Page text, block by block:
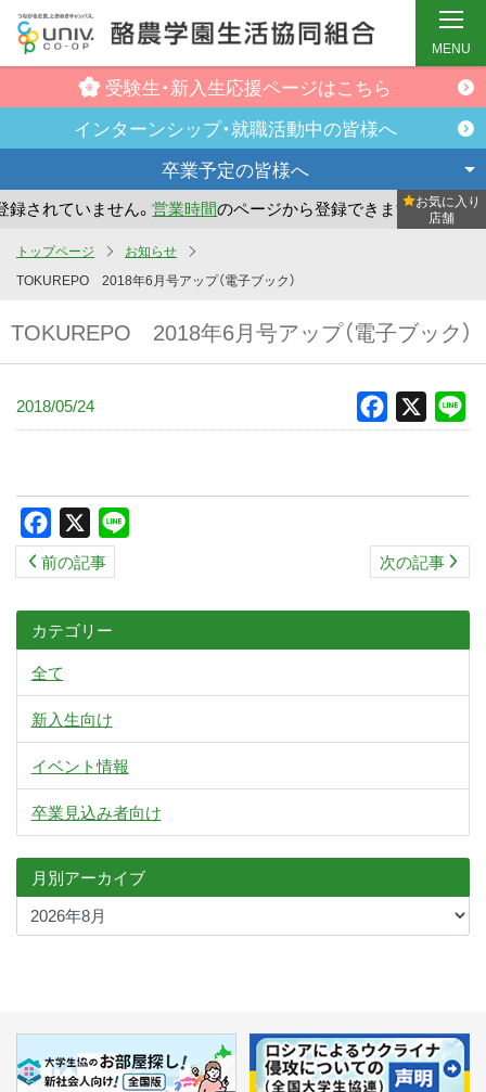
コ
ン
受験生・新入生応援ページはこちら
インターンシップ・就職活動中の皆様へ
卒業予定の皆様へ
されていません。営業時間のページから登録できます。 ま
お気に入り
店舗
MENU
トップページ
お知らせ
TOKUREPO 2018年6月号アップ（電子ブック）
TOKUREPO 2018年6月号アップ（電子ブック）
2018/05/24 Facebook
Facebook
前の記事 次の記事
カテゴリー
全て
新入生向け
イベント情報
卒業見込み者向け
月別アーカイブ